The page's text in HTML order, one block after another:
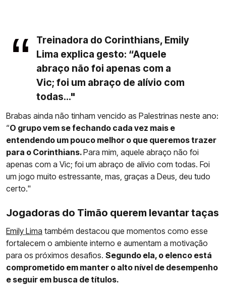
Treinadora do Corinthians, Emily
Lima explica gesto: “Aquele
abraço não foi apenas com a
Vic; foi um abraço de alívio com
todas..."
Brabas ainda não tinham vencido as Palestrinas neste ano:
“O grupo vem se fechando cada vez mais e
entendendo um pouco melhor o que queremos trazer
para o Corinthians.Para mim, aquele abraço não foi
apenas com a Vic; foi um abraço de alívio com todas. Foi
um jogo muito estressante, mas, graças a Deus, deu tudo
certo."
Jogadoras do Timão querem levantar taças
Emily Lima também destacou que momentos como esse
fortalecem o ambiente interno e aumentam a motivação
para os próximos desafios. Segundo ela, o elenco está
comprometido em manter o alto nível de desempenho
e seguir em busca de títulos.